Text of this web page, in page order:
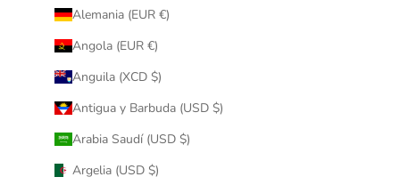
Alemania (EUR €)
Angola (EUR €)
Anguila (XCD $)
Antigua y Barbuda (USD $)
Arabia Saudí (USD $)
Argelia (USD $)